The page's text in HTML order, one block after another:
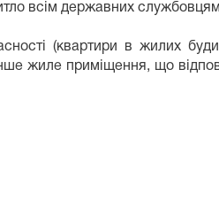
всім державних
(квартири в жилих
жиле приміщення, що